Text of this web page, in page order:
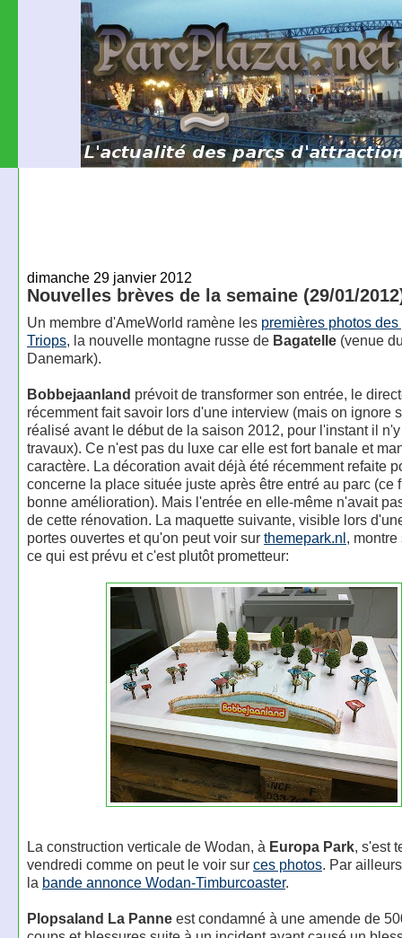
dimanche 29 janvier 2012
Nouvelles brèves de la semaine (29/01/
Un membre d'AmeWorld ramène les premières photos
Triops, la nouvelle montagne russe de Bagatelle(venue
Danemark).
Bobbejaanland prévoit de transformer son entrée, le
récemment fait savoir lors d'une interview (mais on ignore
réalisé avant le début de la saison 2012, pour l'instant il
travaux). Ce n'est pas du luxe car elle est fort banale et
caractère. La décoration avait déjà été récemment refaite
concerne la place située juste après être entré au parc (ce
bonne amélioration). Mais l'entrée en elle-même n'avait
de cette rénovation. La maquette suivante, visible lors
portes ouvertes et qu'on peut voir sur themepark.nl,
ce qui est prévu et c'est plutôt prometteur:
La construction verticale de Wodan, à Europa Park, s'est
vendredi comme on peut le voir sur ces photos. Par
la bande annonce Wodan-Timburcoaster.
Plopsaland La Panneest condamné à une amende de